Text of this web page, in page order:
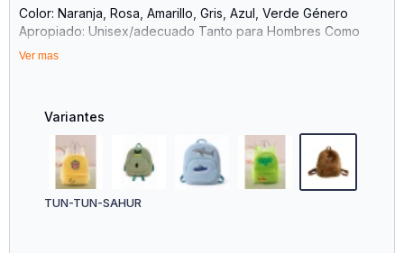
Color: Naranja, Rosa, Amarillo, Gris, Azul, Verde Género
Apropiado: Unisex/adecuado Tanto para Hombres Como
para Mujeres Escenario Aplicable: Atuendo Diario Material:
Poliéster
Ver mas
Variantes
TUN-TUN-SAHUR